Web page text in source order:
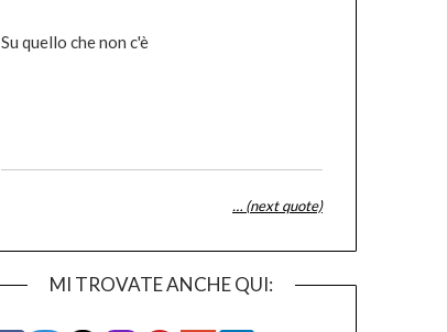
Su quello che non c'è
… (next quote)
MI TROVATE ANCHE QUI: